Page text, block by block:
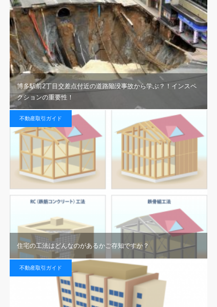
博多駅前2丁目交差点付近の道路陥没事故から学ぶ？！インスペ
クションの重要性！
不動産取引ガイド
住宅の工法はどんなのがあるかご存知ですか？
不動産取引ガイド